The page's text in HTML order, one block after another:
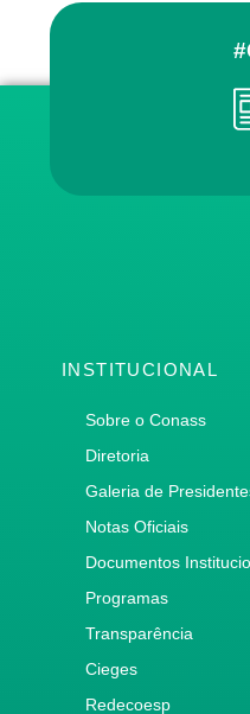
INSTITUCIONAL
Sobre o Conass
Diretoria
Galeria de
Notas Oficiais
Documentos
Programas
Transparência
Cieges
Redecoesp